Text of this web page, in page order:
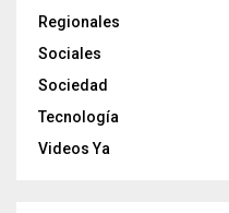
Regionales
Sociales
Sociedad
Tecnología
Videos Ya